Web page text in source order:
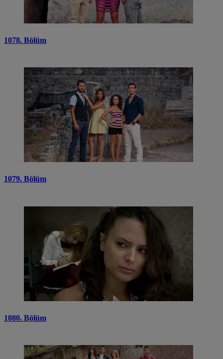
1078. Bölüm
1079. Bölüm
1080. Bölüm